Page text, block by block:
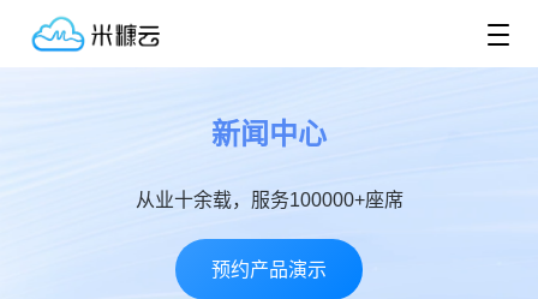
新闻中心
从业十余载，服务100000+座席
预约产品演示